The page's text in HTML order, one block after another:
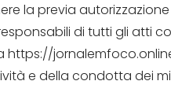
la previa
di tutti gli atti
https://
e della condotta dei